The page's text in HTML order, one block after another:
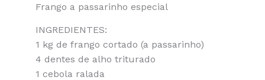
Frango a passarinho especial
INGREDIENTES:
1 kg de frango cortado (a passarinho)
4 dentes de alho triturado
1 cebola ralada